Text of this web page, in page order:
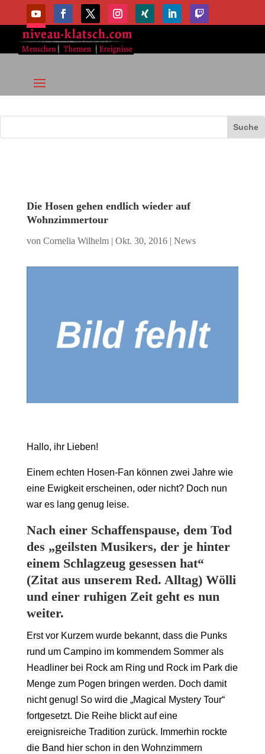
Die Hosen gehen endlich wieder auf
Wohnzimmertour
von Cornelia Wilhelm| Okt. 30, 2016| News
Hallo, ihr Lieben!
Einem echten Hosen-Fan können zwei Jahre wie
eine Ewigkeit erscheinen, oder nicht? Doch nun
war es lang genug leise.
Nach einer Schaffenspause, dem Tod
des „geilsten Musikers, der je hinter
einem Schlagzeug gesessen hat“
(Zitat aus unserem Red. Alltag) Wölli
und einer ruhigen Zeit geht es nun
weiter.
Erst vor Kurzem wurde bekannt, dass die Punks
rund um Campino im kommendem Sommer als
Headliner bei Rock am Ring und Rock im Park die
Menge zum Pogen bringen werden. Doch damit
nicht genug! So wird die „Magical Mystery Tour“
fortgesetzt. Die Reihe blickt auf eine
ereignisreiche Tradition zurück. Immerhin rockte
die Band hier schon in den Wohnzimmern